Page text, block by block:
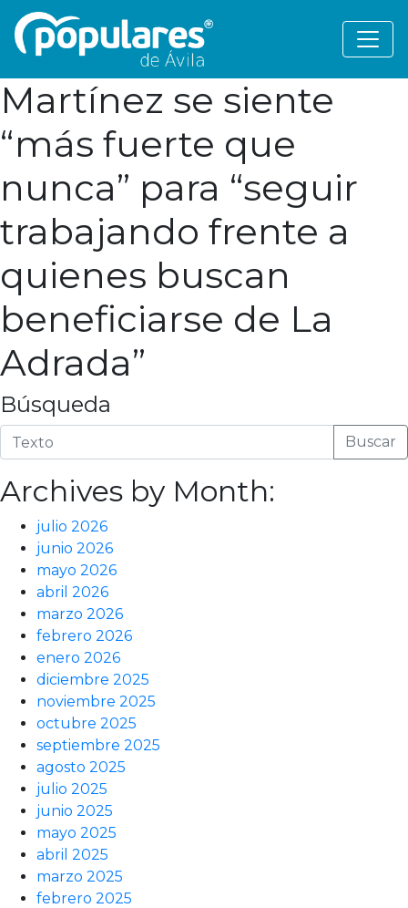
Martínez se siente
“más fuerte que
nunca” para “seguir
trabajando frente a
quienes buscan
beneficiarse de La
Adrada”
Búsqueda
Buscar
Archives by Month:
julio 2026
junio 2026
mayo 2026
abril 2026
marzo 2026
febrero 2026
enero 2026
diciembre 2025
noviembre 2025
octubre 2025
septiembre 2025
agosto 2025
julio 2025
junio 2025
mayo 2025
abril 2025
marzo 2025
febrero 2025